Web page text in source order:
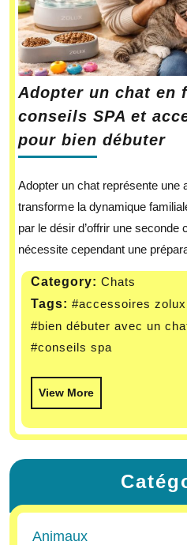
Adopter un chat en
conseils SPA et
pour bien débuter
Adopter un chat représente une aventure bouleversante qui
transforme la dynamique
par le désir d’offrir une seconde
nécessite cependant une
Category: Chats
Tags: #accessoires zolux
#bien débuter avec un
#conseils spa
View More
Animaux